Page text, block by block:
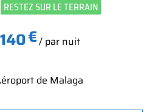
RESTEZ SUR LE TERRAIN
140€/ par nuit
de Malaga